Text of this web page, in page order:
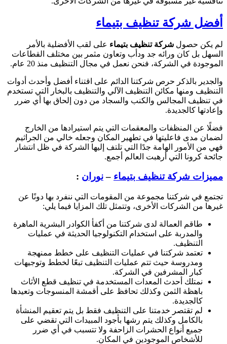
أفضل شركة تنظيف بتيماء
لم يكن حصول شركة تنظيف بتيماء على لقب الأفضلية بالأمر
السهل بل كان ورائه جد ودأب وتعاون مثمر بين مختلف القطاعات
الموجودة في الشركة، فنحن نعمل في مجال التنظيف منذ 20 عام.
والجدير بالذكر حرص شركتنا الدائم على اقتناء أفضل وأحدث أدوات
التنظيف ومنها مكائن التنظيف الآلي والتنظيف بالبخار التي تستخدم
في تنظيف المجالس والكنب والسجاد من دون إلحاق بها أي ضرر
وإعادتها كالجديدة.
فضلًا عن المنظفات والمعقمات التي يتم استيرادها من الخارج
لضمان مدى فاعليتها في تطهير المكان وجعله خالي من الجراثيم
فهي من الأمور الهامة جدًا التي تلتف إليها الشركة في ظل انتشار
جائحة كرونا التي أرهبت العالم أجمع.
مميزات شركة تنظيف بتيماء –نوران :
تجتمع في شركتنا مجموعة من المقومات التي ننفرد بها دونًا عن
غيرها من الشركات الأخرى، وتتمثل تلك المزايا فيما يلي:
طاقم العمالة لدى شركتنا من أكفأ الكوادر البشرية الماهرة
والمدربة على استخدام التكنولوجيا الحديثة في عمليات
التنظيف.
تعتمد شركتنا في عمليات التنظيف على خطط ممنهجة
ومدروسة حيث تتم عمليات التنظيف تبعًا لخطط وتوجيهات
كبار المشرفين في الشركة.
نمتلك أحدث المعدات المستخدمة في تنظيف قطع الأثاث
باهظة الثمن وكذلك تحافظ على أقمشة المنسوجات وتعيدها
كالجديدة.
لم تقتصر خدمتنا على التنظيف فقط بل يتم تعقيم المنشأة
بالكامل وكذلك يتم رشها بأجود المبيدات التي تقضي على
جميع أنواع الحشرات الزاحفة ولا تتسبب في أي ضرر
للأشخاص الموجودين في المكان.